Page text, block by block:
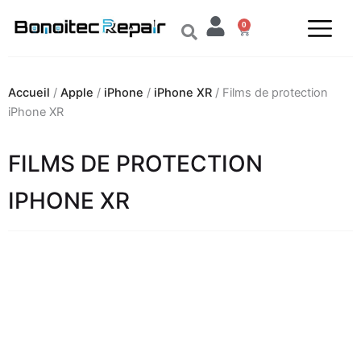
0
Panier
Accueil / Apple / iPhone / iPhone XR / Films de protection
iPhone XR
FILMS DE PROTECTION
IPHONE XR